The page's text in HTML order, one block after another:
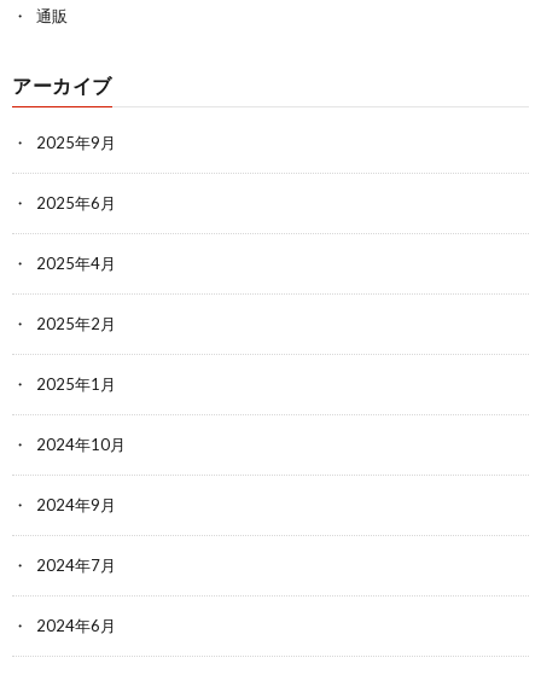
通販
アーカイブ
2025年9月
2025年6月
2025年4月
2025年2月
2025年1月
2024年10月
2024年9月
2024年7月
2024年6月